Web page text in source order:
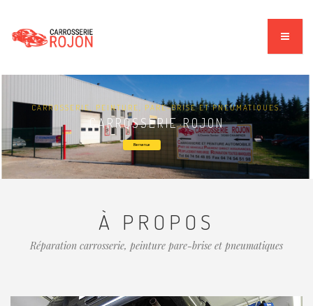
CARROSSERIE, PEINTURE, PARE-BRISE ET PNEUMATIQUES.
CARROSSERIE ROJON
Bienvenue
À PROPOS
Réparation carrosserie, peinture pare-brise et pneumatiques